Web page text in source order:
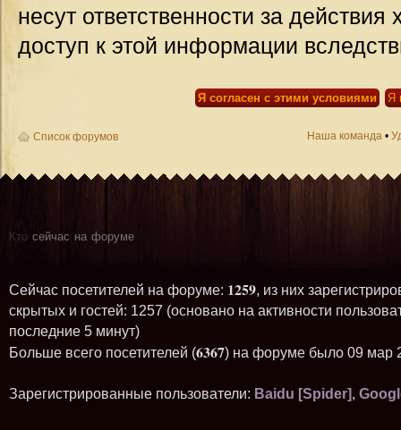
несут ответственности за
доступ к этой информации
Список форумов Наша команда •
Кто сейчас на форуме
Сейчас посетителей на форуме: 1259, из них
скрытых и гостей: 1257 (основано на активности
последние 5 минут)
Больше всего посетителей (6367) на форуме было 09 мар
Зарегистрированные пользователи: Baidu [Spider],